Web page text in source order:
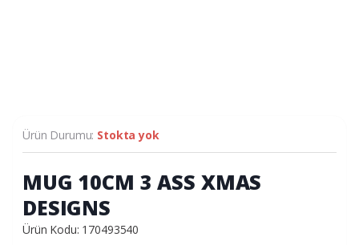
Ürün Durumu: Stokta yok
MUG 10CM 3 ASS XMAS
DESIGNS
Ürün Kodu: 170493540